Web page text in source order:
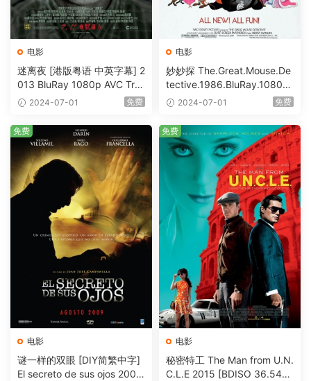
电影
迷离夜 [港版粤语 中英字幕] 2
013 BluRay 1080p AVC Tru
eHD5.1 [BDISO 22.64GB]
2024-07-01 免费
电影
妙妙探 The.Great.Mouse.De
tective.1986.BluRay.1080p.
AVC.DTS-HD.MA.5.1-HDHo
2024-07-01 免费
电影
谜一样的双眼 [DIY简繁中字]
El secreto de sus ojos 2009
免费
电影
秘密特工 The Man from U.N.
C.L.E 2015 [BDISO 36.54G
免费